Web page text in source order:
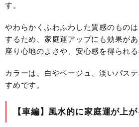
す。
やわらかくふわふわした質感のもの
するため、家庭運アップにも効果があ
座り心地のよさや、安心感を得られ
カラーは、白やベージュ、淡いパス
すめです。
【車編】風水的に家庭運が上